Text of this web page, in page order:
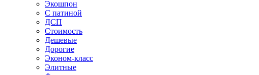
Экошпон
С патиной
ДСП
Стоимость
Дешевые
Дорогие
Эконом-класс
Элитные